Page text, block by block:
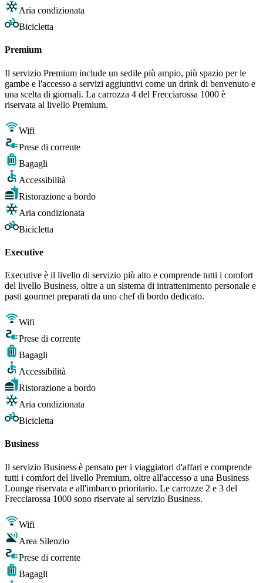
Aria condizionata
Bicicletta
Premium
Il servizio Premium include un sedile più ampio, più spazio per le
gambe e l'accesso a servizi aggiuntivi come un drink di benvenuto e
una scelta di giornali. La carrozza 4 del Frecciarossa 1000 è
riservata al livello Premium.
Wifi
Prese di corrente
Bagagli
Accessibilità
Ristorazione a bordo
Aria condizionata
Bicicletta
Executive
Executive è il livello di servizio più alto e comprende tutti i comfort
del livello Business, oltre a un sistema di intrattenimento personale e
pasti gourmet preparati da uno chef di bordo dedicato.
Wifi
Prese di corrente
Bagagli
Accessibilità
Ristorazione a bordo
Aria condizionata
Bicicletta
Business
Il servizio Business è pensato per i viaggiatori d'affari e comprende
tutti i comfort del livello Premium, oltre all'accesso a una Business
Lounge riservata e all'imbarco prioritario. Le carrozze 2 e 3 del
Frecciarossa 1000 sono riservate al servizio Business.
Wifi
Area Silenzio
Prese di corrente
Bagagli